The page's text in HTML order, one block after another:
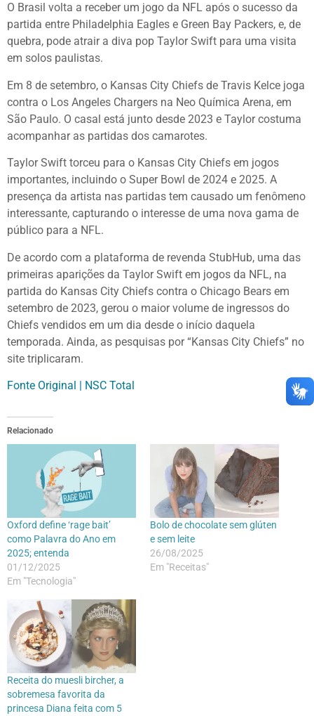
O Brasil volta a receber um jogo da NFL após o sucesso da
partida entre Philadelphia Eagles e Green Bay Packers, e, de
quebra, pode atrair a diva pop Taylor Swift para uma visita
em solos paulistas.
Em 8 de setembro, o Kansas City Chiefs de Travis Kelce joga
contra o Los Angeles Chargers na Neo Química Arena, em
São Paulo. O casal está junto desde 2023 e Taylor costuma
acompanhar as partidas dos camarotes.
Taylor Swift torceu para o Kansas City Chiefs em jogos
importantes, incluindo o Super Bowl de 2024 e 2025. A
presença da artista nas partidas tem causado um fenômeno
interessante, capturando o interesse de uma nova gama de
público para a NFL.
De acordo com a plataforma de revenda StubHub, uma das
primeiras aparições da Taylor Swift em jogos da NFL, na
partida do Kansas City Chiefs contra o Chicago Bears em
setembro de 2023, gerou o maior volume de ingressos do
Chiefs vendidos em um dia desde o início daquela
temporada. Ainda, as pesquisas por “Kansas City Chiefs” no
site triplicaram.
Fonte Original | NSC Total
Relacionado
Oxford define ‘rage bait’
como Palavra do Ano em
2025; entenda
01/12/2025
Em "Tecnologia"
Bolo de chocolate sem glúten
e sem leite
26/08/2025
Em "Receitas"
Receita do muesli bircher, a
sobremesa favorita da
princesa Diana feita com 5